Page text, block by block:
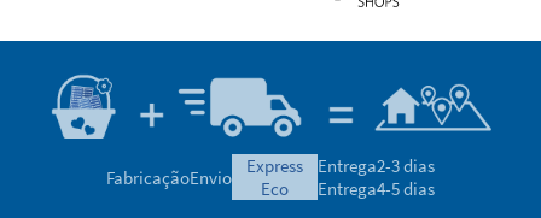
FabricaçãoEnvio
express
eco
Entrega2-3 dias
Entrega4-5 dias